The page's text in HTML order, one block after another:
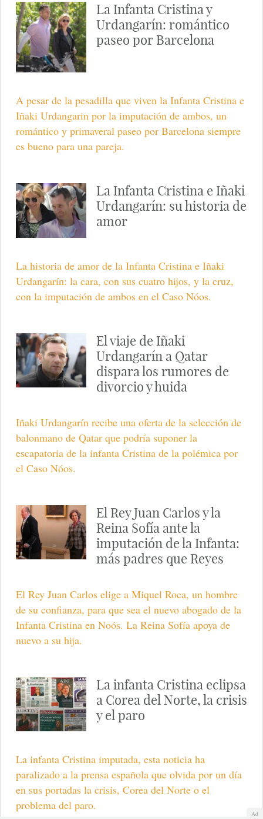
La Infanta Cristina y
Urdangarín: romántico
paseo por Barcelona
A pesar de la pesadilla que viven la Infanta Cristina e
Iñaki Urdangarin por la imputación de ambos, un
romántico y primaveral paseo por Barcelona siempre
es bueno para una pareja.
La Infanta Cristina e Iñaki
Urdangarín: su historia de
amor
La historia de amor de la Infanta Cristina e Iñaki
Urdangarín: la cara, con sus cuatro hijos, y la cruz,
con la imputación de ambos en el Caso Nóos.
El viaje de Iñaki
Urdangarín a Qatar
dispara los rumores de
divorcio y huida
Iñaki Urdangarín recibe una oferta de la selección de
balonmano de Qatar que podría suponer la
escapatoria de la infanta Cristina de la polémica por
el Caso Nóos.
El Rey Juan Carlos y la
Reina Sofía ante la
imputación de la Infanta:
más padres que Reyes
El Rey Juan Carlos elige a Miquel Roca, un hombre
de su confianza, para que sea el nuevo abogado de la
Infanta Cristina en Noós. La Reina Sofía apoya de
nuevo a su hija.
La infanta Cristina eclipsa
a Corea del Norte, la crisis
y el paro
La infanta Cristina imputada, esta noticia ha
paralizado a la prensa española que olvida por un día
en sus portadas la crisis, Corea del Norte o el
problema del paro.
Ad